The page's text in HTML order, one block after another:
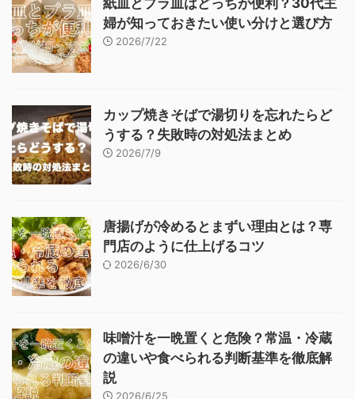
紙皿とプラ皿はどっちが便利？30代主
婦が知っておきたい使い分けと選び方
2026/7/22
カップ焼きそばで湯切りを忘れたらど
うする？失敗時の対処法まとめ
2026/7/9
唐揚げが冷めるとまずい理由とは？専
門店のように仕上げるコツ
2026/6/30
味噌汁を一晩置くと危険？常温・冷蔵
の違いや食べられる判断基準を徹底解
説
2026/6/25